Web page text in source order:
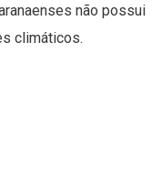
não possui
climáticos.